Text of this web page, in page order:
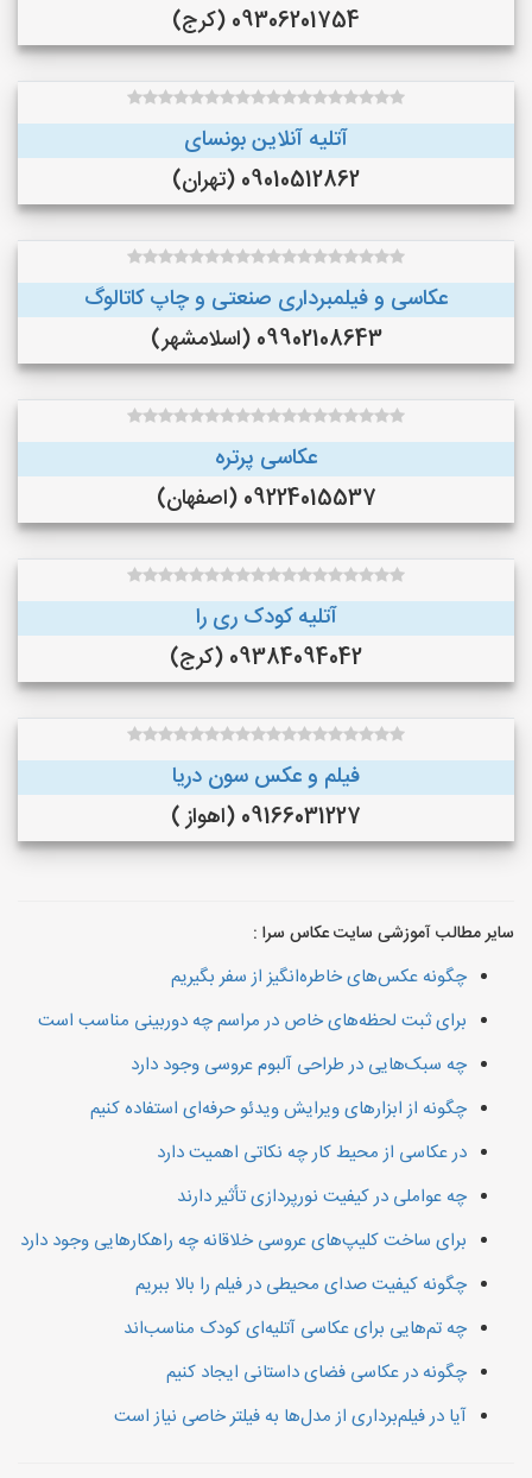
09306201754 (کرج)
آتلیه آنلاین بونسای
09010512862 (تهران)
عکاسی و فیلمبرداری صنعتی و چاپ کاتالوگ
09902108643 (اسلامشهر)
عکاسی پرتره
09224015537 (اصفهان)
آتلیه کودک ری را
09384094042 (کرج)
فیلم و عکس سون دریا
09166031227 (اهواز )
سایر مطالب آموزشی سایت عکاس سرا :
چگونه عکس‌های خاطره‌انگیز از سفر بگیریم
برای ثبت لحظه‌های خاص در مراسم چه دوربینی مناسب است
چه سبک‌هایی در طراحی آلبوم عروسی وجود دارد
چگونه از ابزارهای ویرایش ویدئو حرفه‌ای استفاده کنیم
در عکاسی از محیط کار چه نکاتی اهمیت دارد
چه عواملی در کیفیت نورپردازی تأثیر دارند
برای ساخت کلیپ‌های عروسی خلاقانه چه راهکارهایی وجود دارد
چگونه کیفیت صدای محیطی در فیلم را بالا ببریم
چه تم‌هایی برای عکاسی آتلیه‌ای کودک مناسب‌اند
چگونه در عکاسی فضای داستانی ایجاد کنیم
آیا در فیلم‌برداری از مدل‌ها به فیلتر خاصی نیاز است